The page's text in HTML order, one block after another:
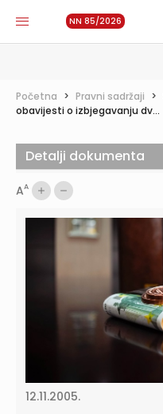
NN 85/2026
Početna > Pravni sadržaji >
obavijesti o izbjegavanju dv...
AA
12.11.2005.
Detalji dokumenta